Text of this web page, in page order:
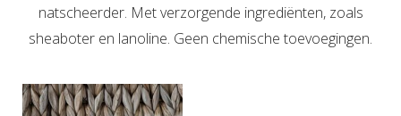
natscheerder. Met verzorgende ingrediënten, zoals
sheaboter en lanoline. Geen chemische toevoegingen.